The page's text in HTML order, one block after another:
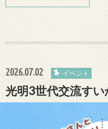
2026.07.02 イベント
光明3世代交流す